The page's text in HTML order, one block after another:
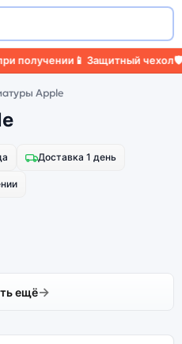
получении📱 Защитный чехол🛡️
Apple
Доставка 1 день
ещё